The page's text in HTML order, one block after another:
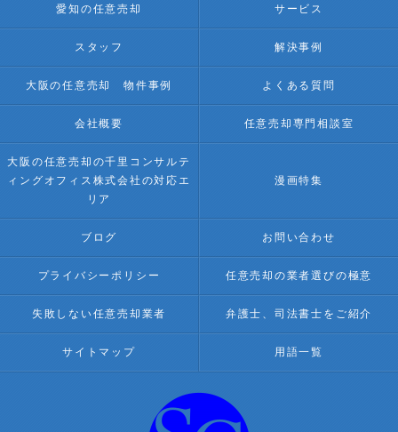
愛知の任意売却 サービス
スタッフ 解決事例
大阪の任意売却 物件事例 よくある質問
会社概要 任意売却専門相談室
大阪の任意売却の千里コンサルテ
ィングオフィス株式会社の対応エ
リア
漫画特集
ブログ お問い合わせ
プライバシーポリシー 任意売却の業者選びの極意
失敗しない任意売却業者 弁護士、司法書士をご紹介
サイトマップ 用語一覧